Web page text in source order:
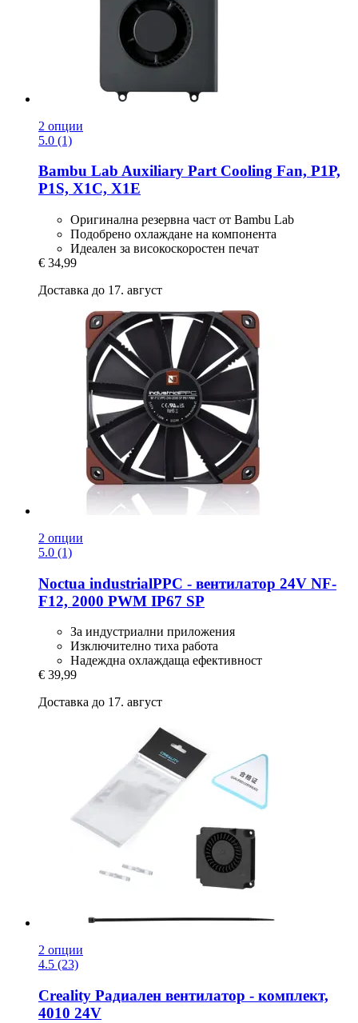
2 опции
5.0 (1)
Bambu Lab Auxiliary Part Cooling Fan, P1P,
P1S, X1C, X1E
Оригинална резервна част от Bambu Lab
Подобрено охлаждане на компонента
Идеален за високоскоростен печат
€ 34,99
Доставка до 17. август
2 опции
5.0 (1)
Noctua industrialPPC -​ вентилатор 24V NF-​
F12, 2000 PWM IP67 SP
За индустриални приложения
Изключително тиха работа
Надеждна охлаждаща ефективност
€ 39,99
Доставка до 17. август
2 опции
4.5 (23)
Creality Радиален вентилатор -​ комплект,
4010 24V